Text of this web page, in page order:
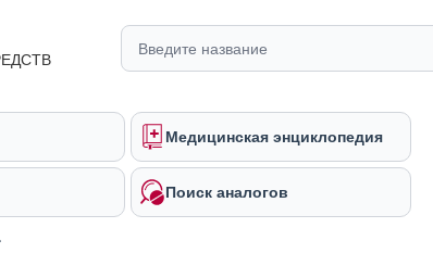
Медицинская энциклопедия
Поиск аналогов